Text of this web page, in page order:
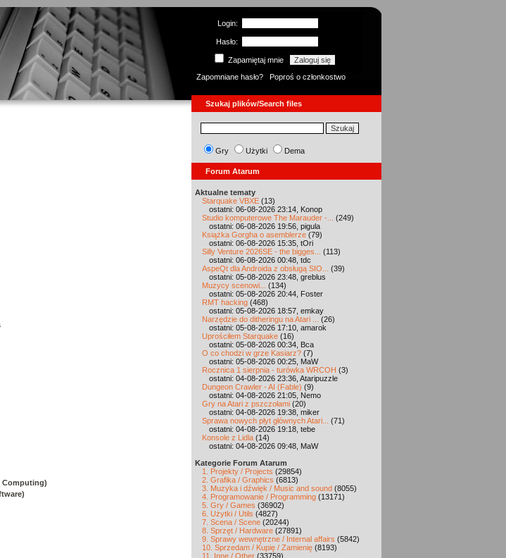
Login:
Hasło:
Zapamiętaj mnie
Zapomniane hasło?
Poproś o członkostwo
Szukaj plików/Search files
Computing)
Gry Użytki Dema
Forum Atarum
Aktualne tematy
Starquake VBXE (13)
ostatni: 06-08-2026 23:14, Konop
Studio komputerowe The Marauder -...
(249)
ostatni: 06-08-2026 19:56, pigula
Książka Gorgha o asemblerze (79)
ostatni: 06-08-2026 15:35, tOri
Silly Venture 2026SE - the bigges...
(113)
ostatni: 06-08-2026 00:48, tdc
AspeQt dla Androida z obsługą SIO...
(39)
ostatni: 05-08-2026 23:48, greblus
Muzycy scenowi...
(134)
ostatni: 05-08-2026 20:44, Foster
RMT hacking (468)
ostatni: 05-08-2026 18:57, emkay
Narzędzie do ditheringu na Atari ...
(26)
ostatni: 05-08-2026 17:10, amarok
Uprościłem Starquake (16)
ostatni: 05-08-2026 00:34, Bca
O co chodzi w grze Kasiarz? (7)
ostatni: 05-08-2026 00:25, MaW
Rocznica 1 sierpnia - turówka WRCOH (3)
ostatni: 04-08-2026 23:36, Ataripuzzle
Dungeon Crawler - AI (Fable) (9)
ostatni: 04-08-2026 21:05, Nemo
Gry na Atari z pszczołami (20)
ostatni: 04-08-2026 19:38, miker
Sprawa nowych płyt głównych Atari...
(71)
ostatni: 04-08-2026 19:18, tebe
Konsole z Lidla (14)
ostatni: 04-08-2026 09:48, MaW
Kategorie Forum Atarum
1. Projekty / Projects (29854)
2. Grafika / Graphics (6813)
3. Muzyka i dźwięk / Music and sound (8055)
4. Programowanie / Programming (13171)
5. Gry / Games (36902)
6. Użytki / Utils (4827)
7. Scena / Scene (20244)
8. Sprzęt / Hardware (27891)
9. Sprawy wewnętrzne / Internal affairs (5842)
10. Sprzedam / Kupię / Zamienię (8193)
11. Inne / Other (33759)